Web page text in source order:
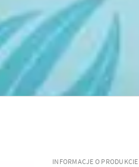
INFORMACJE O PRODUKCIE